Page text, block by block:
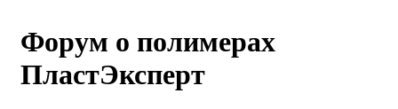
Форум о полимерах
ПластЭксперт